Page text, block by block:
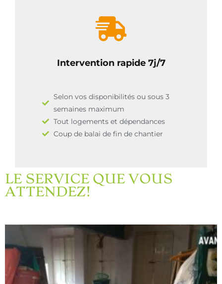
Intervention rapide 7j/7
Selon vos disponibilités ou sous 3
semaines maximum
Tout logements et dépendances
Coup de balai de fin de chantier
LE SERVICE QUE VOUS
ATTENDEZ!